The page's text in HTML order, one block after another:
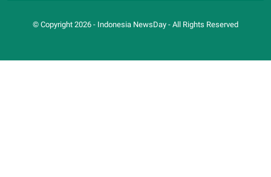
© Copyright 2026- Indonesia NewsDay- All Rights Reserved